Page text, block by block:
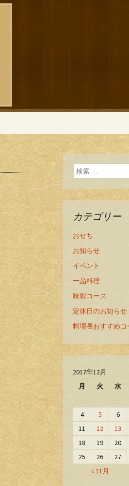
のブログ
検索:
カテゴリー
おせち
お知らせ
イベント
一品料理
味彩コース
定休日のお知らせ
料理長おすすめコ
2017年12月
月
火 水
« 11月
4
5 6
11
12 13
18
19 20
25
26 27